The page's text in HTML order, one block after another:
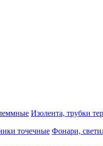
Изолента, трубки
точечные Фонари,